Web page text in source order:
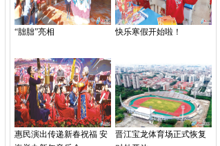
“胐胐”亮相 快乐寒假开始啦！
惠民演出传递新春祝福 安
晋江宝龙体育场正式恢复